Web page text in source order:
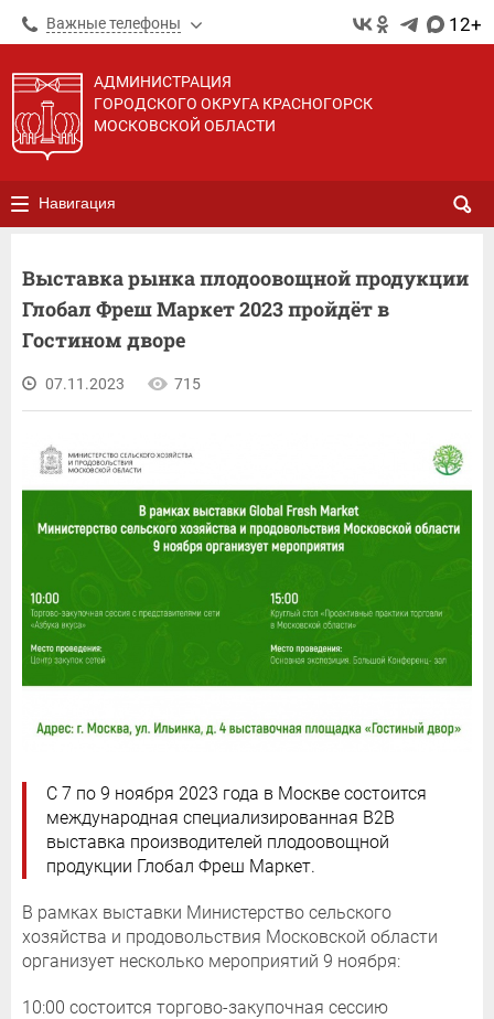
Важные телефоны 12+
АДМИНИСТРАЦИЯ
ГОРОДСКОГО ОКРУГА КРАСНОГОРСК
МОСКОВСКОЙ ОБЛАСТИ
Навигация
Выставка рынка плодоовощной продукции
Глобал Фреш Маркет 2023 пройдёт в
Гостином дворе
07.11.2023 715
С 7 по 9 ноября 2023 года в Москве состоится
международная специализированная В2В
выставка производителей плодоовощной
продукции Глобал Фреш Маркет.
В рамках выставки Министерство сельского
хозяйства и продовольствия Московской области
организует несколько мероприятий 9 ноября:
10:00 состоится торгово-закупочная сессию